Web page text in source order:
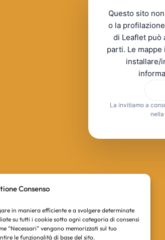
Consenso
in maniera efficiente e a svolgere determinate
su tutti i cookie sotto ogni categoria di consensi
“Necessari” vengono memorizzati sul tuo
le funzionalità di base del sito.
Questo sito
o la
di Leaflet può
parti. Le
installare/
La invitiamo a